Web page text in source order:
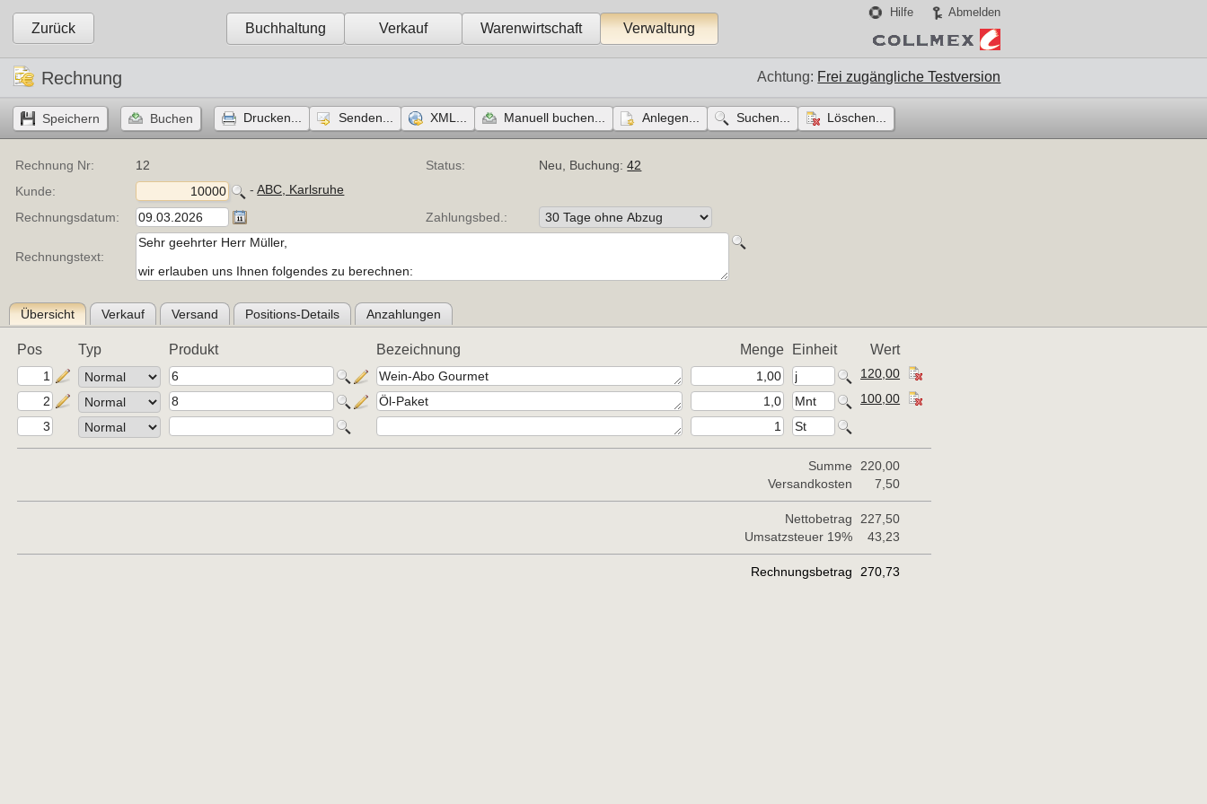
Zurück Buchhaltung Verkauf Warenwirtschaft Verwaltung
Hilfe Abmelden
Rechnung Achtung: Frei zugängliche Testversion
Drucken... Senden... XML... Manuell buchen... Anlegen... Suchen... Löschen...
Rechnung Nr: 12 Status: Neu, Buchung:42
Kunde:
- ABC, Karlsruhe
Rechnungsdatum:
Zahlungsbed.:
Rechnungstext:
Übersicht Verkauf Versand Positions-Details Anzahlungen
Pos Typ Produkt Bezeichnung Menge Einheit Wert
120,00
100,00
Summe
220,00
Versandkosten
7,50
Nettobetrag
227,50
Umsatzsteuer 19%
43,23
Rechnungsbetrag 270,73